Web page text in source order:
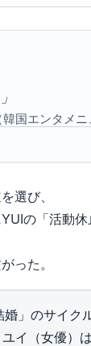
国エンタメニ
選び、
の「活動休
った。
」のサイク
イ（女優）